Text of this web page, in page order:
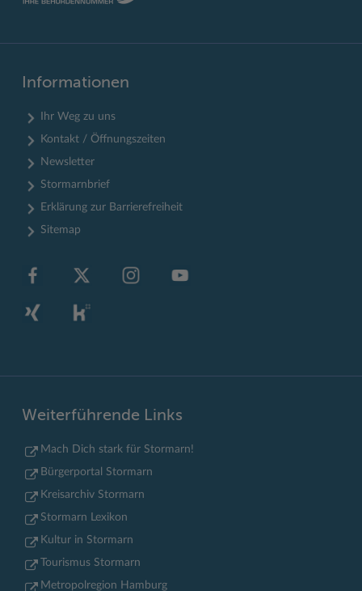
Informationen
Ihr Weg zu uns
Kontakt / Öffnungszeiten
Newsletter
Stormarnbrief
Erklärung zur Barrierefreiheit
Sitemap
Weiterführende Links
Mach Dich stark für Stormarn!
Bürgerportal Stormarn
Kreisarchiv Stormarn
Stormarn Lexikon
Kultur in Stormarn
Tourismus Stormarn
Metropolregion Hamburg